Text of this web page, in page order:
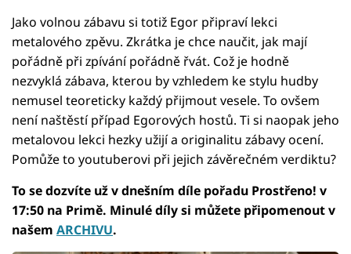
Jako volnou zábavu si totiž Egor připraví lekci
metalového zpěvu. Zkrátka je chce naučit, jak mají
pořádně při zpívání pořádně řvát. Což je hodně
nezvyklá zábava, kterou by vzhledem ke stylu hudby
nemusel teoreticky každý přijmout vesele. To ovšem
není naštěstí případ Egorových hostů. Ti si naopak jeho
metalovou lekci hezky užijí a originalitu zábavy ocení.
Pomůže to youtuberovi při jejich závěrečném verdiktu?
To se dozvíte už v dnešním díle pořadu Prostřeno! v
17:50 na Primě. Minulé díly si můžete připomenout v
našem ARCHIVU.